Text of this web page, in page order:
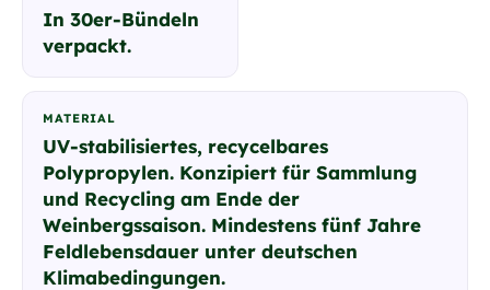
In 30er-Bündeln
verpackt.
MATERIAL
UV-stabilisiertes, recycelbares
Polypropylen. Konzipiert für Sammlung
und Recycling am Ende der
Weinbergssaison. Mindestens fünf Jahre
Feldlebensdauer unter deutschen
Klimabedingungen.